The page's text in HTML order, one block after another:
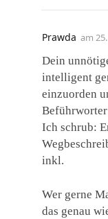
Prawda am
Dein
intelligent
einzuorden
Ich schrub:
inkl.
Wer gerne
das genau